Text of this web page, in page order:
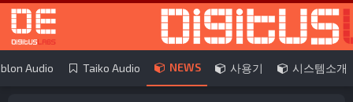
Audio Taiko Audio NEWS 사용기 시스템소개